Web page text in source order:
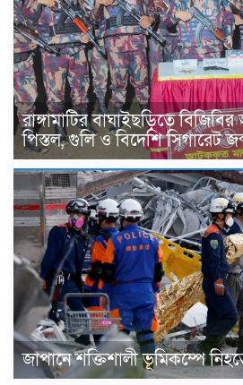
রাঙ্গামাটির বাঘাইছড়িতে
পিস্তল, গুলি ও বিদেশি সিগারেট
জাপানে শক্তিশালী ভূমিকম্পে